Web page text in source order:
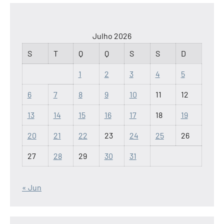
Julho 2026
S
T Q Q S S D
1 2 3 4 5
6 7 8 9 10 11 12
13 14 15 16 17 18 19
20 21 22 23 24 25 26
27 28 29 30 31
« Jun